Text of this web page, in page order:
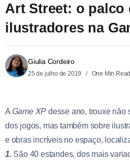
Art Street: o palco
ilustradores na
Giulia Cordeiro
25 de julho de 2019 One Min Read
A Game XP desse ano, trouxe não
dos jogos, mas também sobre
e obras incríveis no espaço,
1. São 40 estandes, dos mais